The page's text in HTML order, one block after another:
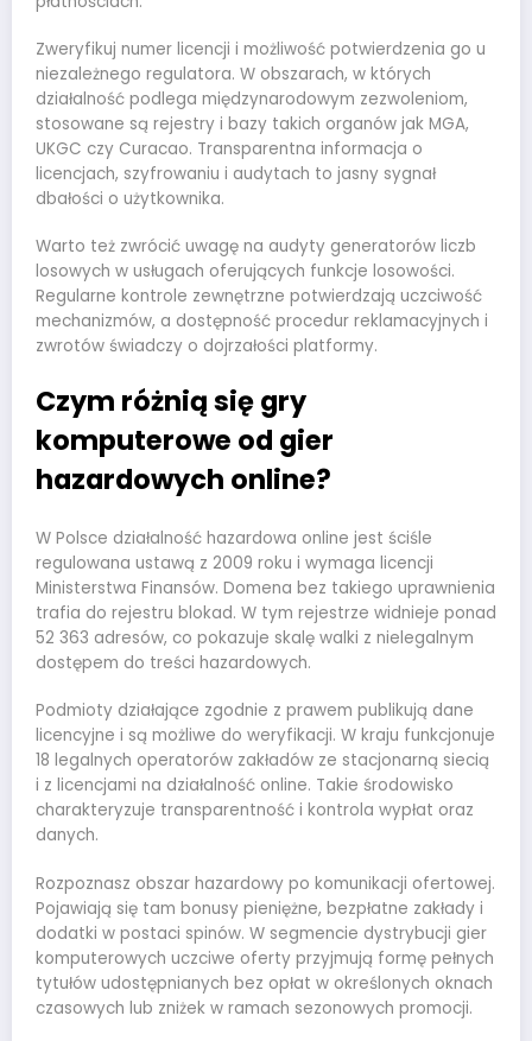
Zweryfikuj numer licencji i możliwość potwierdzenia go u
niezależnego regulatora. W obszarach, w których
działalność podlega międzynarodowym zezwoleniom,
stosowane są rejestry i bazy takich organów jak MGA,
UKGC czy Curacao. Transparentna informacja o
licencjach, szyfrowaniu i audytach to jasny sygnał
dbałości o użytkownika.
Warto też zwrócić uwagę na audyty generatorów liczb
losowych w usługach oferujących funkcje losowości.
Regularne kontrole zewnętrzne potwierdzają uczciwość
mechanizmów, a dostępność procedur reklamacyjnych i
zwrotów świadczy o dojrzałości platformy.
Czym różnią się gry
komputerowe od gier
hazardowych online?
W Polsce działalność hazardowa online jest ściśle
regulowana ustawą z 2009 roku i wymaga licencji
Ministerstwa Finansów. Domena bez takiego uprawnienia
trafia do rejestru blokad. W tym rejestrze widnieje ponad
52 363 adresów, co pokazuje skalę walki z nielegalnym
dostępem do treści hazardowych.
Podmioty działające zgodnie z prawem publikują dane
licencyjne i są możliwe do weryfikacji. W kraju funkcjonuje
18 legalnych operatorów zakładów ze stacjonarną siecią
i z licencjami na działalność online. Takie środowisko
charakteryzuje transparentność i kontrola wypłat oraz
danych.
Rozpoznasz obszar hazardowy po komunikacji ofertowej.
Pojawiają się tam bonusy pieniężne, bezpłatne zakłady i
dodatki w postaci spinów. W segmencie dystrybucji gier
komputerowych uczciwe oferty przyjmują formę pełnych
tytułów udostępnianych bez opłat w określonych oknach
czasowych lub zniżek w ramach sezonowych promocji.